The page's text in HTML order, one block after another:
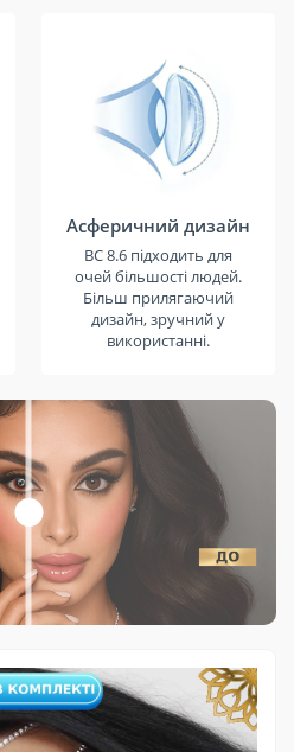
Асферичний дизайн
BC 8.6 підходить для
очей більшості людей.
Більш прилягаючий
дизайн, зручний у
використанні.